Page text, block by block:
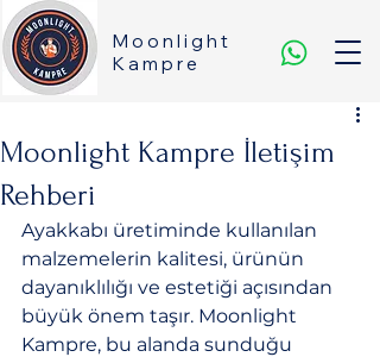
Moonlight
Kampre
Moonlight Kampre İletişim
Rehberi
Ayakkabı üretiminde kullanılan
malzemelerin kalitesi, ürünün
dayanıklılığı ve estetiği açısından
büyük önem taşır. Moonlight
Kampre, bu alanda sunduğu